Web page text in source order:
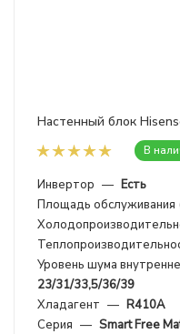
Настенный блок
В
Инвертор — Есть
Площадь обслуживания
Уровень шума
23/31/33,5/36/39
Хладагент — R410A
Серия — Smart Free